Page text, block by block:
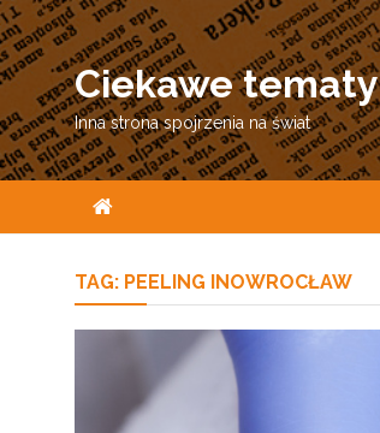
Skip
to
content
Ciekawe tematy
Inna strona spojrzenia na świat
TAG: PEELING INOWROCŁAW